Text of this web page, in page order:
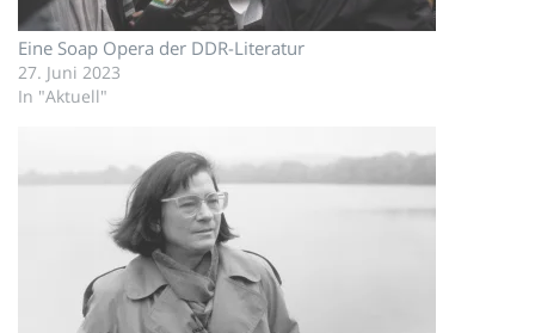
Eine Soap Opera der DDR-Literatur
27. Juni 2023
In "Aktuell"